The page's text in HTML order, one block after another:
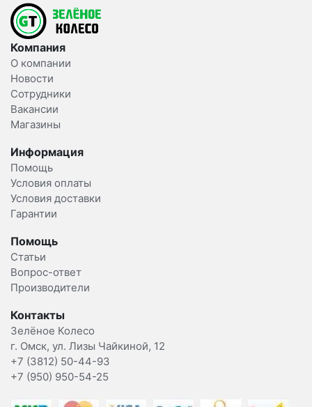
Компания
О компании
Новости
Сотрудники
Вакансии
Магазины
Информация
Помощь
Условия оплаты
Условия доставки
Гарантии
Помощь
Статьи
Вопрос-ответ
Производители
Контакты
Зелёное Колесо
г. Омск, ул. Лизы Чайкиной, 12
+7 (3812) 50-44-93
+7 (950) 950-54-25